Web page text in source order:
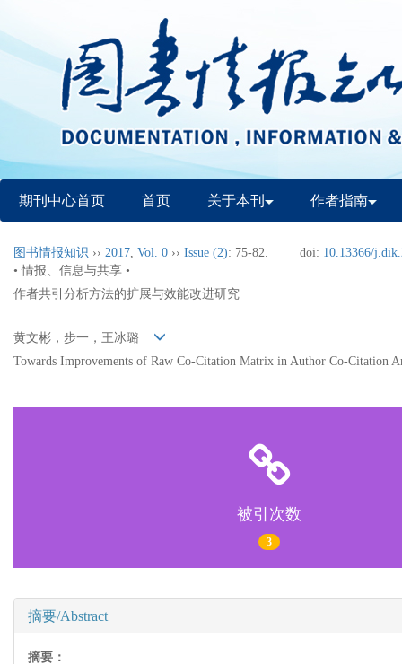
期刊中心首页 首页 关于本刊 作者指南
图书情报知识 ›› 2017, Vol. 0 ›› Issue (2): 75-82. doi: 10.13366/
• 情报、信息与共享 •
作者共引分析方法的扩展与效能改进研究
黄文彬，步一，王冰璐
Towards Improvements of Raw Co-Citation Matrix in Author Co-Citation
被引次数
3
摘要/Abstract
摘要：